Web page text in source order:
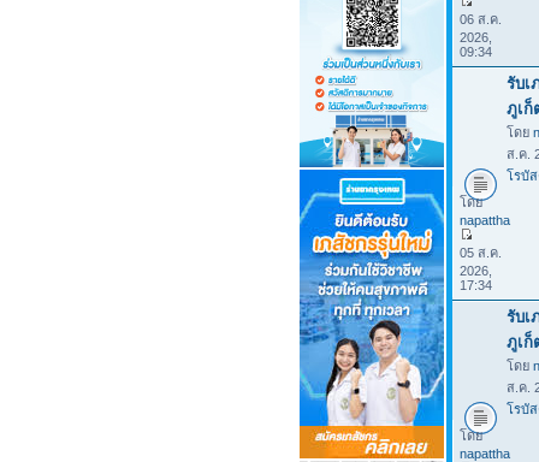
06 ส.ค.
2026,
09:34
รับเ
ภูเก็
โดย
ส.ค.
โรบั
โดย
napattha
05 ส.ค.
2026,
17:34
รับเ
ภูเก็
โดย
ส.ค.
โรบั
โดย
napattha